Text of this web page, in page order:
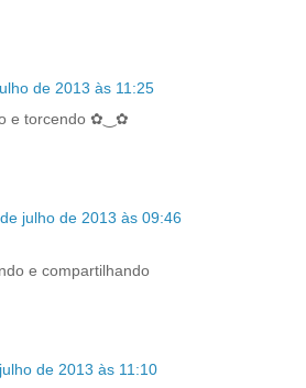
de 2013 às 11:25
e torcendo ✿‿✿
julho de 2013 às 09:46
e compartilhando
de 2013 às 11:10